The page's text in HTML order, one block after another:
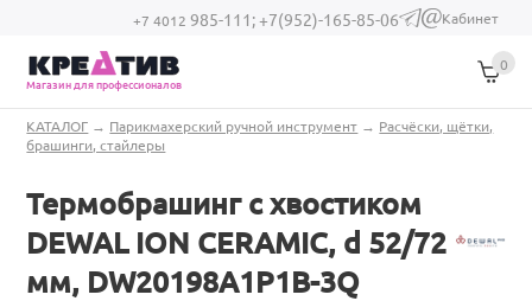
Перейти к основному содержанию
+7 4012 985-111;+7(952)-165-85-06
(link sends e-
Кабинет
Магазин для профессионалов
0
Вы здесь
КАТАЛОГ → Парикмахерский ручной инструмент → Расчёски, щётки,
брашинги, стайлеры
Термобрашинг с хвостиком
DEWAL ION CERAMIC, d 52/72
мм, DW20198A1P1B-3Q